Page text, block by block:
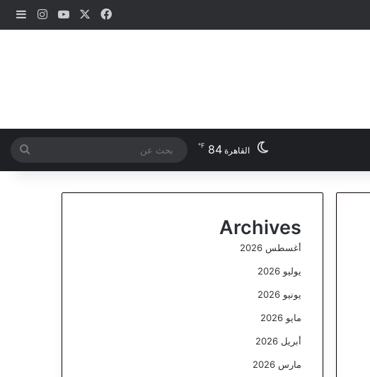
فيسبوك ‫YouTube
القاهرة 84
℉
عن
Archives
أغسطس 2026
يوليو 2026
يونيو 2026
مايو 2026
أبريل 2026
مارس 2026